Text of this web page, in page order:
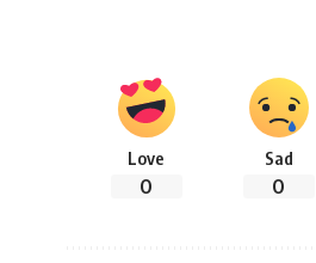
Love
0
Sad
0